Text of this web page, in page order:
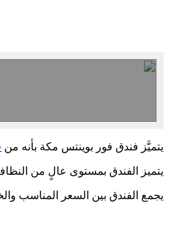
يتميَّز فندق فور بوينتس مكة بأنه من
يتميز الفندق بمستوى عالٍ من
يجمع الفندق بين السعر المناسب